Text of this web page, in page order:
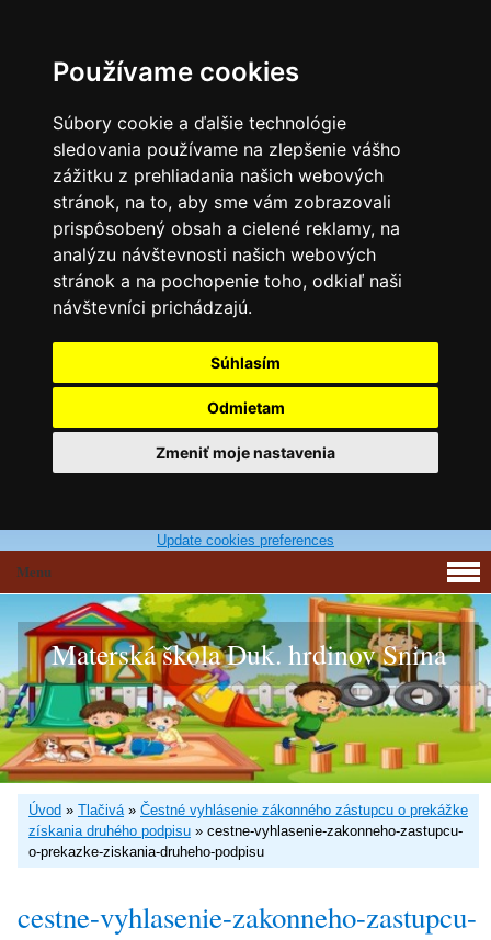
Používame cookies
Súbory cookie a ďalšie technológie
sledovania používame na zlepšenie vášho
zážitku z prehliadania našich webových
stránok, na to, aby sme vám zobrazovali
prispôsobený obsah a cielené reklamy, na
analýzu návštevnosti našich webových
stránok a na pochopenie toho, odkiaľ naši
návštevníci prichádzajú.
Súhlasím
Odmietam
Zmeniť moje nastavenia
Update cookies preferences
Materská škola Duk. hrdinov Snina
Úvod » Tlačivá» Čestné vyhlásenie zákonného zástupcu o prekážke
získania druhého podpisu » cestne-vyhlasenie-zakonneho-zastupcu-
o-prekazke-ziskania-druheho-podpisu
cestne-vyhlasenie-zakonneho-zastupcu-
Menu